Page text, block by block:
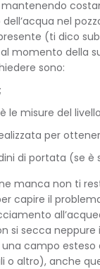
dell’acqua nel
(ti dico
momento della
sono:
le misure del
per
di portata (se
manca non ti
capire il
si secca neppure
campo
o altro), anche